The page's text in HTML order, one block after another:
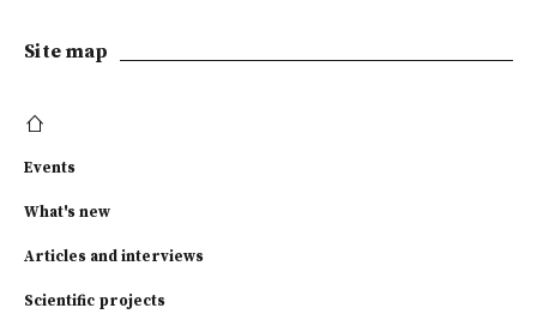
Site map
Events
What's new
Articles and interviews
Scientific projects